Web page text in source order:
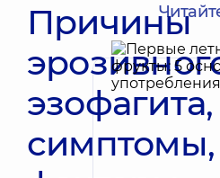
Причины
эзофагита,
симптомы,